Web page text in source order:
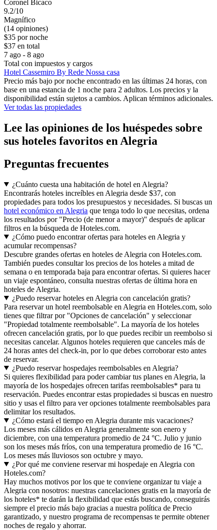
Coronel Bicaco
9.2/10
Magnífico
(14 opiniones)
$35 por noche
$37 en total
7 ago - 8 ago
Total con impuestos y cargos
Hotel Cassemiro By Rede Nossa casa
Precio más bajo por noche encontrado en las últimas 24 horas, con
base en una estancia de 1 noche para 2 adultos. Los precios y la
disponibilidad están sujetos a cambios. Aplican términos adicionales.
Ver todas las propiedades
Lee las opiniones de los huéspedes sobre
sus hoteles favoritos en Alegria
Preguntas frecuentes
¿Cuánto cuesta una habitación de hotel en Alegria?
Encontrarás hoteles increíbles en Alegria desde $37, con
propiedades para todos los presupuestos y necesidades. Si buscas un
hotel económico en Alegria que tenga todo lo que necesitas, ordena
los resultados por "Precio (de menor a mayor)" después de aplicar
filtros en la búsqueda de Hoteles.com.
¿Cómo puedo encontrar ofertas para hoteles en Alegria y
acumular recompensas?
Descubre grandes ofertas en hoteles de Alegria con Hoteles.com.
También puedes consultar los precios de los hoteles a mitad de
semana o en temporada baja para encontrar ofertas. Si quieres hacer
un viaje espontáneo, consulta nuestras ofertas de última hora en
hoteles de Alegria.
¿Puedo reservar hoteles en Alegria con cancelación gratis?
Para reservar un hotel reembolsable en Alegria en Hoteles.com, solo
tienes que filtrar por "Opciones de cancelación" y seleccionar
"Propiedad totalmente reembolsable". La mayoría de los hoteles
ofrecen cancelación gratis, por lo que puedes recibir un reembolso si
necesitas cancelar. Algunos hoteles requieren que canceles más de
24 horas antes del check-in, por lo que debes corroborar esto antes
de reservar.
¿Puedo reservar hospedajes reembolsables en Alegria?
Si quieres flexibilidad para poder cambiar tus planes en Alegria, la
mayoría de los hospedajes ofrecen tarifas reembolsables* para tu
reservación. Puedes encontrar estas propiedades si buscas en nuestro
sitio y usas el filtro para ver opciones totalmente reembolsables para
delimitar los resultados.
¿Cómo estará el tiempo en Alegria durante mis vacaciones?
Los meses más cálidos en Alegria generalmente son enero y
diciembre, con una temperatura promedio de 24 °C. Julio y junio
son los meses más fríos, con una temperatura promedio de 16 °C.
Los meses más lluviosos son octubre y mayo.
¿Por qué me conviene reservar mi hospedaje en Alegria con
Hoteles.com?
Hay muchos motivos por los que te conviene organizar tu viaje a
Alegria con nosotros: nuestras cancelaciones gratis en la mayoría de
los hoteles* te darán la flexibilidad que estás buscando, conseguirás
siempre el precio más bajo gracias a nuestra política de Precio
garantizado, y nuestro programa de recompensas te permite obtener
noches de regalo y ahorrar.